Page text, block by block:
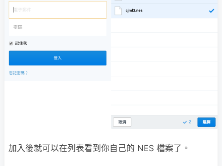
加入後就可以在列表看到你自己的 NES 檔案了。